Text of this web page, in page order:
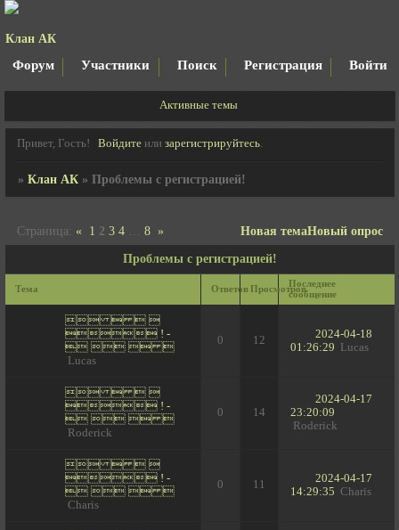
Клан АК
Форум Участники Поиск Регистрация Войти
Активные темы
Привет, Гость! Войдитеили зарегистрируйтесь.
» Клан АК » Проблемы с регистрацией!
Проблемы с регистрацией!
Страница: « 1 2 3 4 8 » Новая темаНовый опрос
Тема Ответов ПросмотровПоследнее
сообщение
   
 ! -
   
Lucas
0 12
2024-04-18
01:26:29
Lucas
   
 ! -
   
Roderick
0 14
2024-04-17
23:20:09
Roderick
   
 ! -
   
Charis
0 11
2024-04-17
14:29:35 Charis